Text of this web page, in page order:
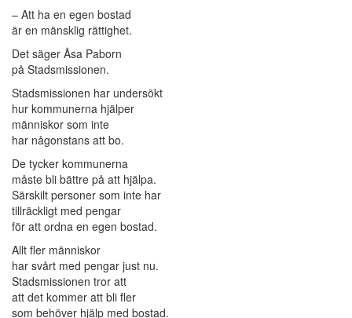
– Att ha en egen bostad
är en mänsklig rättighet.
Det säger Åsa Paborn
på Stadsmissionen.
Stadsmissionen har undersökt
hur kommunerna hjälper
människor som inte
har någonstans att bo.
De tycker kommunerna
måste bli bättre på att hjälpa.
Särskilt personer som inte har
tillräckligt med pengar
för att ordna en egen bostad.
Allt fler människor
har svårt med pengar just nu.
Stadsmissionen tror att
att det kommer att bli fler
som behöver hjälp med bostad.